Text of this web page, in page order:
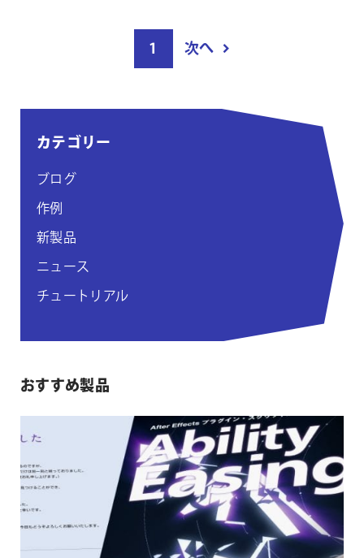
ー
1 次へ
カテゴリー
ブログ
作例
新製品
ニュース
チュートリアル
おすすめ製品